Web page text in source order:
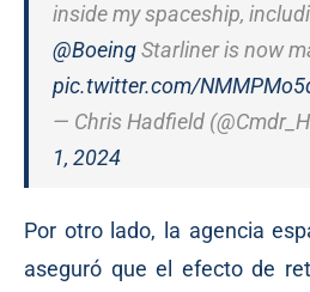
inside my spaceship,
@BoeingStarliner is now
pic.twitter.com/
— Chris Hadfield
1, 2024
Por otro lado, la agencia
aseguró que el efecto de